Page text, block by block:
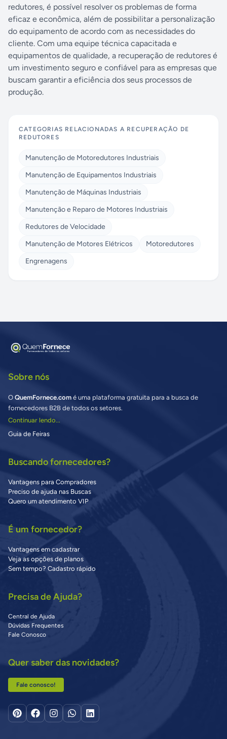
redutores, é possível resolver os problemas de forma
eficaz e econômica, além de possibilitar a personalização
do equipamento de acordo com as necessidades do
cliente. Com uma equipe técnica capacitada e
equipamentos de qualidade, a recuperação de redutores é
um investimento seguro e confiável para as empresas que
buscam garantir a eficiência dos seus processos de
produção.
CATEGORIAS RELACIONADAS A RECUPERAÇÃO DE
REDUTORES
Manutenção de Motoredutores Industriais
Manutenção de Equipamentos Industriais
Manutenção de Máquinas Industriais
Manutenção e Reparo de Motores Industriais
Redutores de Velocidade
Manutenção de Motores Elétricos
Motoredutores
Engrenagens
Sobre nós
O QuemFornece.com é uma plataforma gratuita para a busca de
fornecedores B2B de todos os setores.
Continuar lendo...
Guia de Feiras
Buscando fornecedores?
Vantagens para Compradores
Preciso de ajuda nas Buscas
Quero um atendimento VIP
É um fornecedor?
Vantagens em cadastrar
Veja as opções de planos
Sem tempo? Cadastro rápido
Precisa de Ajuda?
Central de Ajuda
Dúvidas Frequentes
Fale Conosco
Quer saber das novidades?
Fale conosco!